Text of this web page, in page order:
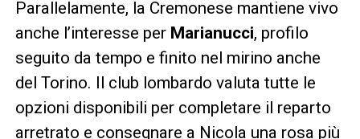
Parallelamente, la Cremonese mantiene vivo
anche l’interesse per Marianucci, profilo
seguito da tempo e finito nel mirino anche
del Torino. Il club lombardo valuta tutte le
opzioni disponibili per completare il reparto
arretrato e consegnare a Nicola una rosa più